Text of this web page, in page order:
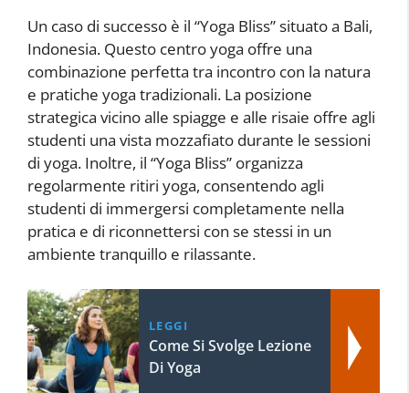
Un caso di successo è il “Yoga Bliss” situato a Bali,
Indonesia. Questo centro yoga offre una
combinazione perfetta tra incontro con la natura
e pratiche yoga tradizionali. La posizione
strategica vicino alle spiagge e alle risaie offre agli
studenti una vista mozzafiato durante le sessioni
di yoga. Inoltre, il “Yoga Bliss” organizza
regolarmente ritiri yoga, consentendo agli
studenti di immergersi completamente nella
pratica e di riconnettersi con se stessi in un
ambiente tranquillo e rilassante.
LEGGI
Come Si Svolge Lezione
Di Yoga